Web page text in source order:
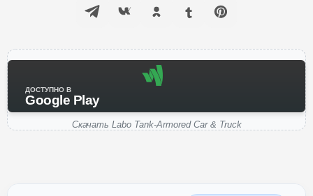
ДОСТУПНО В
Google Play
Скачать Labo Tank-Armored Car & Truck